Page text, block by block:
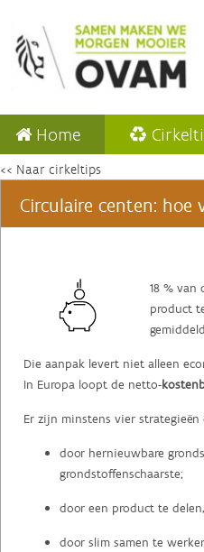
Home
<< Naar cirkeltips
Circulaire centen: hoe
‌18 %
product
gemiddeld
Die aanpak levert niet alleen
In Europa loopt de netto-
Er zijn minstens vier
door hernieuwbare
grondstoffenschaarste;
door een product te
door slim samen te